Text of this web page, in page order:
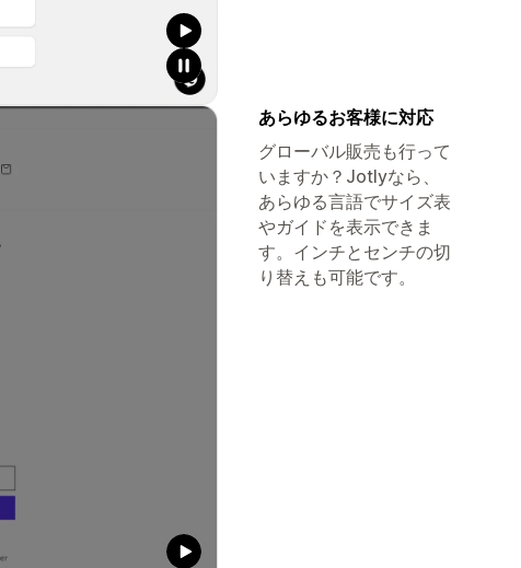
あらゆるお客様に対応
グローバル販売も行って
いますか？Jotlyなら、
あらゆる言語でサイズ表
やガイドを表示できま
す。インチとセンチの切
り替えも可能です。